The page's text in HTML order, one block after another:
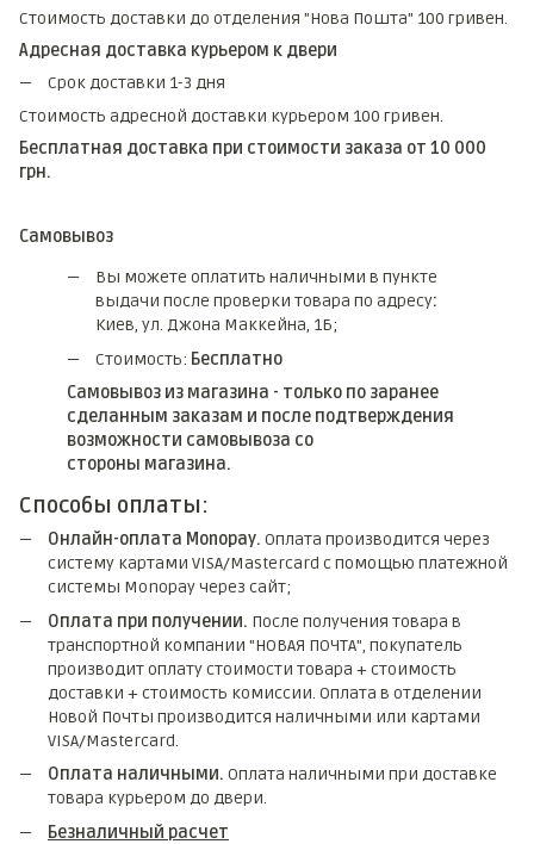
Стоимость доставки до отделения "Нова Пошта" 100 гривен.
Адресная доставка курьером к двери
Срок доставки 1-3 дня
Стоимость адресной доставки курьером 100 гривен.
Бесплатная доставка при стоимости заказа от 10 000
грн.
Самовывоз
Вы можете оплатить наличными в пункте
выдачи после проверки товара по адресу:
Киев, ул. Джона Маккейна, 1Б;
Стоимость: Бесплатно
Самовывоз из магазина - только по заранее
сделанным заказам и после подтверждения
возможности самовывоза со
стороны магазина.
Способы оплаты:
Онлайн-оплата Monopay. Оплата производится через
систему картами VISA/Mastercard с помощью платежной
системы Monopay через сайт;
Оплата при получении. После получения товара в
транспортной компании "НОВАЯ ПОЧТА", покупатель
производит оплату стоимости товара + стоимость
доставки + стоимость комиссии. Оплата в отделении
Новой Почты производится наличными или картами
VISA/Mastercard.
Оплата наличными. Оплата наличными при доставке
товара курьером до двери.
Безналичный расчет